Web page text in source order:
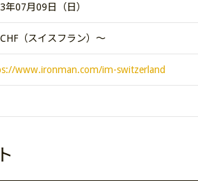
年07月09日（日）
（スイスフラン）～
www.ironman.com/im-switzerland